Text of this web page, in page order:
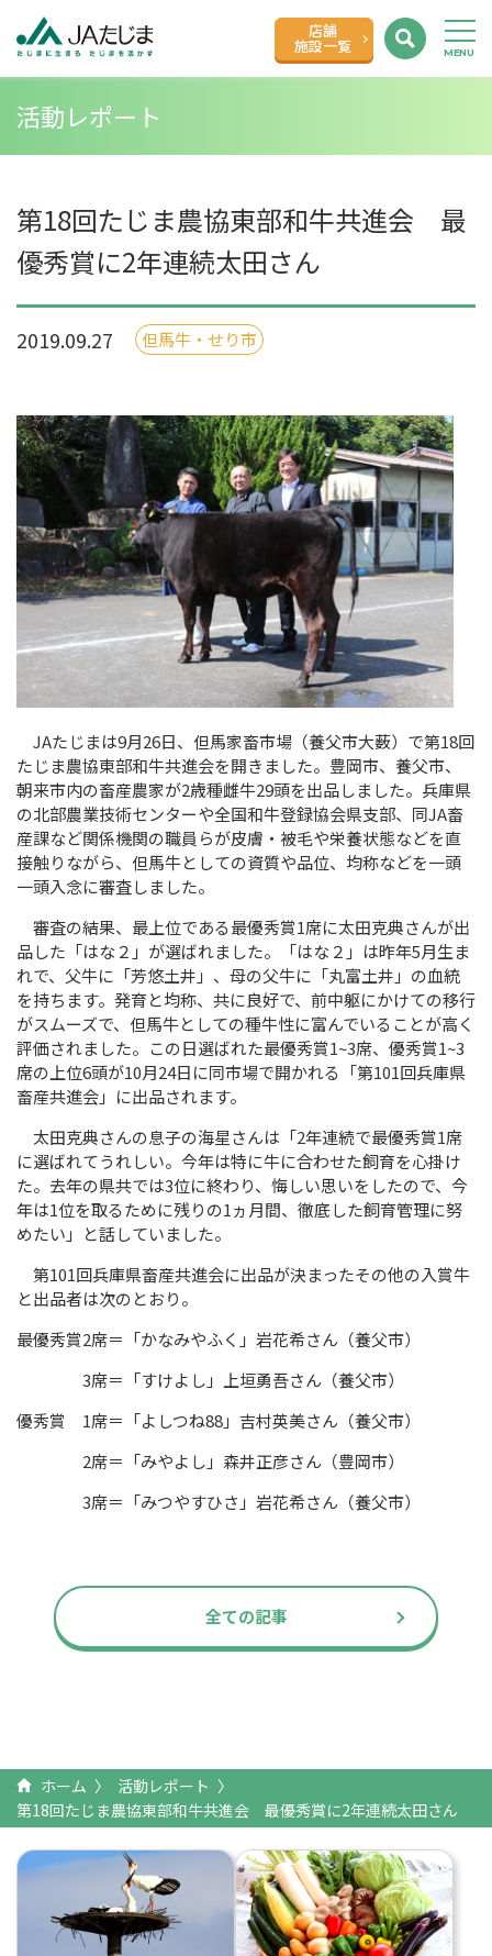
店舗
施設一覧
活動レポート
第18回たじま農協東部和牛共進会 最
優秀賞に2年連続太田さん
2019.09.27 但馬牛・せり市
JAたじまは9月26日、但馬家畜市場（養父市大薮）で第18回
たじま農協東部和牛共進会を開きました。豊岡市、養父市、
朝来市内の畜産農家が2歳種雌牛29頭を出品しました。兵庫県
の北部農業技術センターや全国和牛登録協会県支部、同JA畜
産課など関係機関の職員らが皮膚・被毛や栄養状態などを直
接触りながら、但馬牛としての資質や品位、均称などを一頭
一頭入念に審査しました。
審査の結果、最上位である最優秀賞1席に太田克典さんが出
品した「はな２」が選ばれました。「はな２」は昨年5月生ま
れで、父牛に「芳悠土井」、母の父牛に「丸富土井」の血統
を持ちます。発育と均称、共に良好で、前中躯にかけての移行
がスムーズで、但馬牛としての種牛性に富んでいることが高く
評価されました。この日選ばれた最優秀賞1~3席、優秀賞1~3
席の上位6頭が10月24日に同市場で開かれる「第101回兵庫県
畜産共進会」に出品されます。
太田克典さんの息子の海星さんは「2年連続で最優秀賞1席
に選ばれてうれしい。今年は特に牛に合わせた飼育を心掛け
た。去年の県共では3位に終わり、悔しい思いをしたので、今
年は1位を取るために残りの1ヵ月間、徹底した飼育管理に努
めたい」と話していました。
第101回兵庫県畜産共進会に出品が決まったその他の入賞牛
と出品者は次のとおり。
最優秀賞2席＝「かなみやふく」岩花希さん（養父市）
3席＝「すけよし」上垣勇吾さん（養父市）
優秀賞 1席＝「よしつね88」吉村英美さん（養父市）
2席＝「みやよし」森井正彦さん（豊岡市）
3席＝「みつやすひさ」岩花希さん（養父市）
全ての記事
ホーム
活動レポート
第18回たじま農協東部和牛共進会 最優秀賞に2年連続太田さん